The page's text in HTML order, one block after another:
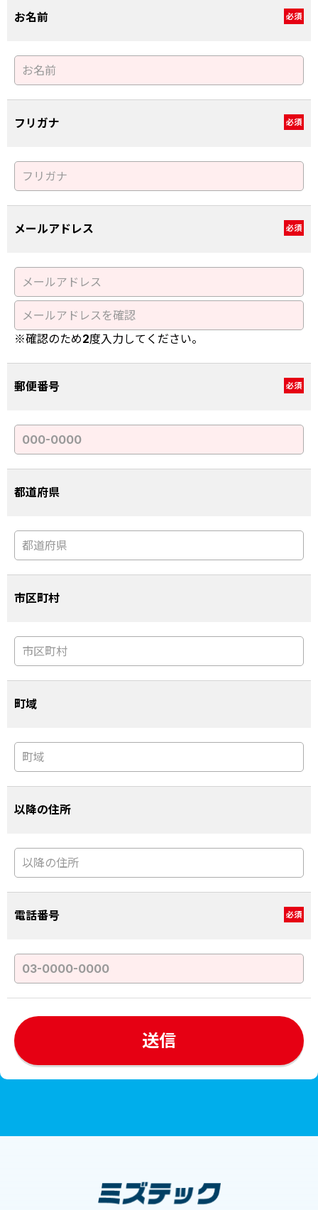
お名前 必須
フリガナ 必須
メールアドレス 必須
※確認のため2度入力してください。
郵便番号 必須
都道府県
市区町村
町域
以降の住所
電話番号 必須